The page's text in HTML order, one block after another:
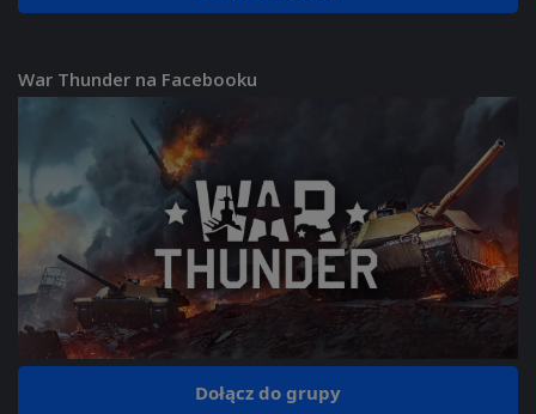
War Thunder na Facebooku
Dołącz do grupy